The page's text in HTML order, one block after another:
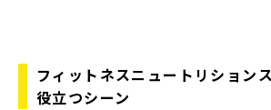
フィットネスニュートリション
役立つシーン